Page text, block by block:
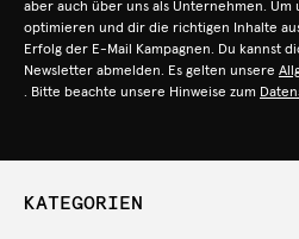
aber auch über uns als Unternehmen. Um
optimieren und dir die richtigen Inhalte
Erfolg der E-Mail Kampagnen. Du kannst
Newsletter abmelden. Es gelten unsere
. Bitte beachte unsere Hinweise zum
KATEGORIEN